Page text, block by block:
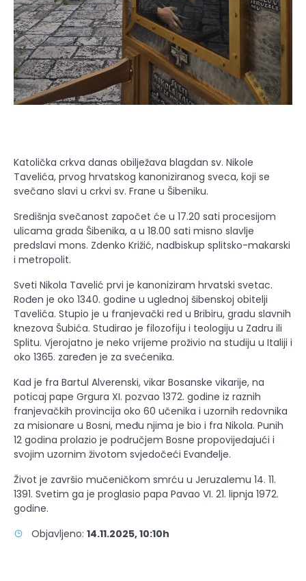
Katolička crkva danas obilježava blagdan sv. Nikole
Tavelića, prvog hrvatskog kanoniziranog sveca, koji se
svečano slavi u crkvi sv. Frane u Šibeniku.
Središnja svečanost započet će u 17.20 sati procesijom
ulicama grada Šibenika, a u 18.00 sati misno slavlje
predslavi mons. Zdenko Križić, nadbiskup splitsko-makarski
i metropolit.
Sveti Nikola Tavelić prvi je kanoniziram hrvatski svetac.
Rođen je oko 1340. godine u uglednoj šibenskoj obitelji
Tavelića. Stupio je u franjevački red u Bribiru, gradu slavnih
knezova Šubića. Studirao je filozofiju i teologiju u Zadru ili
Splitu. Vjerojatno je neko vrijeme proživio na studiju u Italiji i
oko 1365. zaređen je za svećenika.
Kad je fra Bartul Alverenski, vikar Bosanske vikarije, na
poticaj pape Grgura XI. pozvao 1372. godine iz raznih
franjevačkih provincija oko 60 učenika i uzornih redovnika
za misionare u Bosni, među njima je bio i fra Nikola. Punih
12 godina prolazio je područjem Bosne propovijedajući i
svojim uzornim životom svjedočeći Evanđelje.
Život je završio mučeničkom smrću u Jeruzalemu 14. 11.
1391. Svetim ga je proglasio papa Pavao VI. 21. lipnja 1972.
godine.
Objavljeno: 14.11.2025, 10:10h